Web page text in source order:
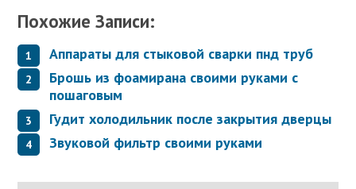
Похожие Записи:
Аппараты для стыковой сварки пнд труб
Брошь из фоамирана своими руками с
пошаговым
Гудит холодильник после закрытия дверцы
Звуковой фильтр своими руками